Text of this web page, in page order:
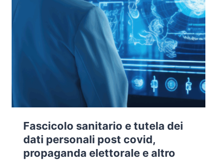
Fascicolo sanitario e tutela dei
dati personali post covid,
propaganda elettorale e altro